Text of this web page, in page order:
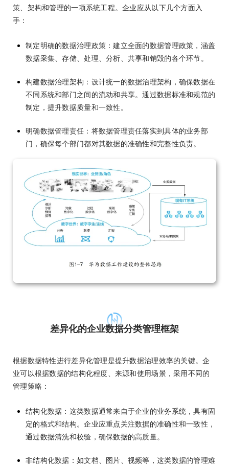
策、架构和管理的一项系统工程。企业应从以下几个方面入
手：
制定明确的数据治理政策：建立全面的数据管理政策，涵盖
数据采集、存储、处理、分析、共享和销毁的各个环节。
构建数据治理架构：设计统一的数据治理架构，确保数据在
不同系统和部门之间的流动和共享。通过数据标准和规范的
制定，提升数据质量和一致性。
明确数据管理责任：将数据管理责任落实到具体的业务部
门，确保每个部门都对其数据的准确性和完整性负责。
差异化的企业数据分类管理框架
根据数据特性进行差异化管理是提升数据治理效率的关键。企
业可以根据数据的结构化程度、来源和使用场景，采用不同的
管理策略：
结构化数据：这类数据通常来自于企业的业务系统，具有固
定的格式和结构。企业应重点关注数据的准确性和一致性，
通过数据清洗和校验，确保数据的高质量。
非结构化数据：如文档、图片、视频等，这类数据的管理难